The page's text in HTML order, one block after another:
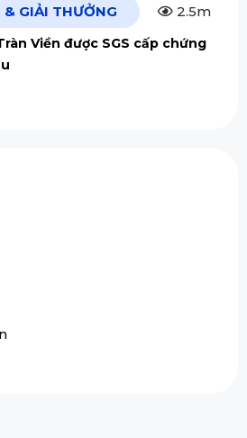
& GIẢI THƯỞNG 2.5m
Viền được SGS cấp chứng